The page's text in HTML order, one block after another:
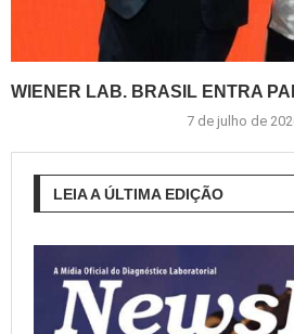
WIENER LAB. BRASIL ENTRA
7 de julho de
LEIA A ÚLTIMA EDIÇÃO